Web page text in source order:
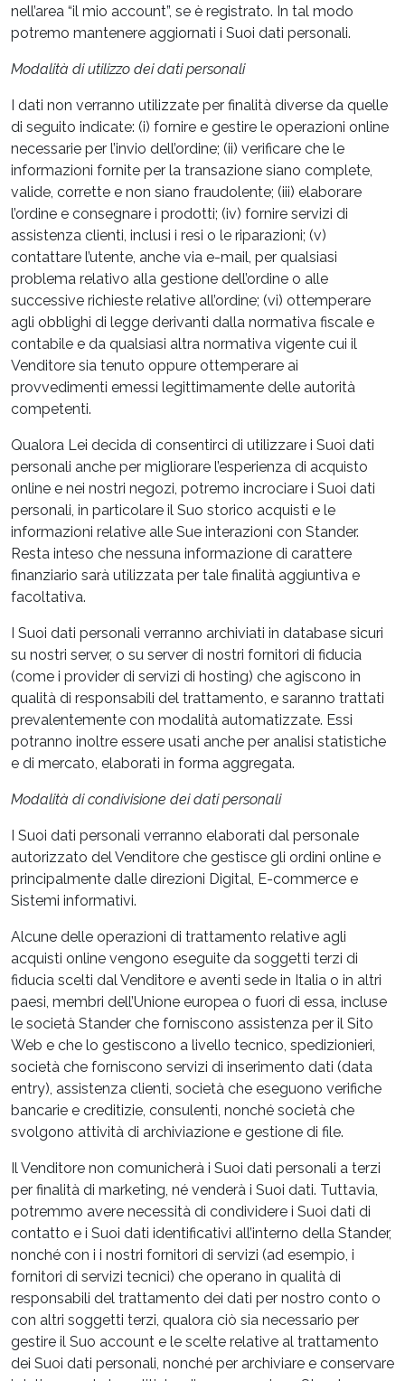
nell’area “il mio account”, se è registrato. In tal modo
potremo mantenere aggiornati i Suoi dati personali.
Modalità di utilizzo dei dati personali
I dati non verranno utilizzate per finalità diverse da quelle
di seguito indicate: (i) fornire e gestire le operazioni online
necessarie per l’invio dell’ordine; (ii) verificare che le
informazioni fornite per la transazione siano complete,
valide, corrette e non siano fraudolente; (iii) elaborare
l’ordine e consegnare i prodotti; (iv) fornire servizi di
assistenza clienti, inclusi i resi o le riparazioni; (v)
contattare l’utente, anche via e-mail, per qualsiasi
problema relativo alla gestione dell’ordine o alle
successive richieste relative all’ordine; (vi) ottemperare
agli obblighi di legge derivanti dalla normativa fiscale e
contabile e da qualsiasi altra normativa vigente cui il
Venditore sia tenuto oppure ottemperare ai
provvedimenti emessi legittimamente delle autorità
competenti.
Qualora Lei decida di consentirci di utilizzare i Suoi dati
personali anche per migliorare l’esperienza di acquisto
online e nei nostri negozi, potremo incrociare i Suoi dati
personali, in particolare il Suo storico acquisti e le
informazioni relative alle Sue interazioni con Stander.
Resta inteso che nessuna informazione di carattere
finanziario sarà utilizzata per tale finalità aggiuntiva e
facoltativa.
I Suoi dati personali verranno archiviati in database sicuri
su nostri server, o su server di nostri fornitori di fiducia
(come i provider di servizi di hosting) che agiscono in
qualità di responsabili del trattamento, e saranno trattati
prevalentemente con modalità automatizzate. Essi
potranno inoltre essere usati anche per analisi statistiche
e di mercato, elaborati in forma aggregata.
Modalità di condivisione dei dati personali
I Suoi dati personali verranno elaborati dal personale
autorizzato del Venditore che gestisce gli ordini online e
principalmente dalle direzioni Digital, E-commerce e
Sistemi informativi.
Alcune delle operazioni di trattamento relative agli
acquisti online vengono eseguite da soggetti terzi di
fiducia scelti dal Venditore e aventi sede in Italia o in altri
paesi, membri dell’Unione europea o fuori di essa, incluse
le società Stander che forniscono assistenza per il Sito
Web e che lo gestiscono a livello tecnico, spedizionieri,
società che forniscono servizi di inserimento dati (data
entry), assistenza clienti, società che eseguono verifiche
bancarie e creditizie, consulenti, nonché società che
svolgono attività di archiviazione e gestione di file.
Il Venditore non comunicherà i Suoi dati personali a terzi
per finalità di marketing, né venderà i Suoi dati. Tuttavia,
potremmo avere necessità di condividere i Suoi dati di
contatto e i Suoi dati identificativi all’interno della Stander,
nonché con i i nostri fornitori di servizi (ad esempio, i
fornitori di servizi tecnici) che operano in qualità di
responsabili del trattamento dei dati per nostro conto o
con altri soggetti terzi, qualora ciò sia necessario per
gestire il Suo account e le scelte relative al trattamento
dei Suoi dati personali, nonché per archiviare e conservare